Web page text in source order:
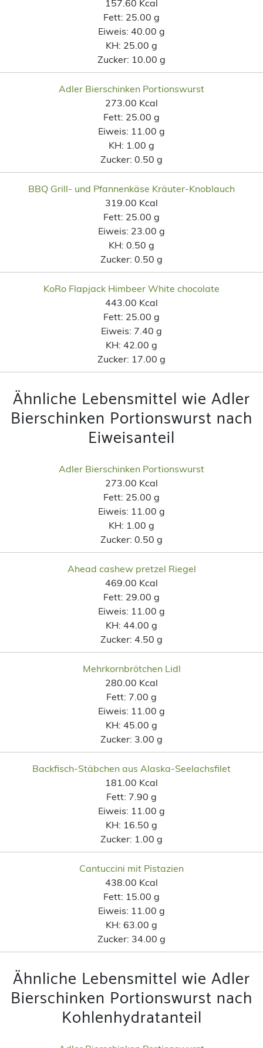
157.60 Kcal
Fett: 25.00 g
Eiweis: 40.00 g
KH: 25.00 g
Zucker: 10.00 g
Adler Bierschinken Portionswurst
273.00 Kcal
Fett: 25.00 g
Eiweis: 11.00 g
KH: 1.00 g
Zucker: 0.50 g
BBQ Grill- und Pfannenkäse Kräuter-Knoblauch
319.00 Kcal
Fett: 25.00 g
Eiweis: 23.00 g
KH: 0.50 g
Zucker: 0.50 g
KoRo Flapjack Himbeer White chocolate
443.00 Kcal
Fett: 25.00 g
Eiweis: 7.40 g
KH: 42.00 g
Zucker: 17.00 g
Ähnliche Lebensmittel wie Adler
Bierschinken Portionswurst nach
Eiweisanteil
Adler Bierschinken Portionswurst
273.00 Kcal
Fett: 25.00 g
Eiweis: 11.00 g
KH: 1.00 g
Zucker: 0.50 g
Ahead cashew pretzel Riegel
469.00 Kcal
Fett: 29.00 g
Eiweis: 11.00 g
KH: 44.00 g
Zucker: 4.50 g
Mehrkornbrötchen Lidl
280.00 Kcal
Fett: 7.00 g
Eiweis: 11.00 g
KH: 45.00 g
Zucker: 3.00 g
Backfisch-Stäbchen aus Alaska-Seelachsfilet
181.00 Kcal
Fett: 7.90 g
Eiweis: 11.00 g
KH: 16.50 g
Zucker: 1.00 g
Cantuccini mit Pistazien
438.00 Kcal
Fett: 15.00 g
Eiweis: 11.00 g
KH: 63.00 g
Zucker: 34.00 g
Ähnliche Lebensmittel wie Adler
Bierschinken Portionswurst nach
Kohlenhydratanteil